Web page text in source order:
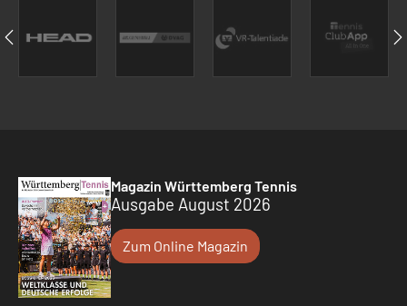
Magazin Württemberg Tennis
Ausgabe August 2026
Zum Online Magazin